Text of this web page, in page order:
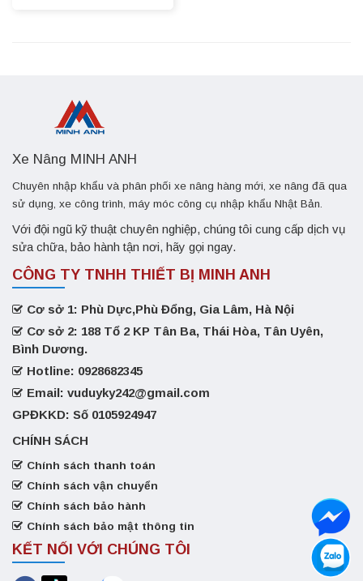
Xe Nâng MINH ANH
Chuyên nhập khẩu và phân phối xe nâng hàng mới, xe nâng đã qua
sử dụng, xe công trình, máy móc công cụ nhập khẩu Nhật Bản.
Với đội ngũ kỹ thuật chuyên nghiệp, chúng tôi cung cấp dịch vụ
sửa chữa, bảo hành tận nơi, hãy gọi ngay.
CÔNG TY TNHH THIẾT BỊ MINH ANH
Cơ sở 1: Phù Dực,Phù Đổng, Gia Lâm, Hà Nội
Cơ sở 2: 188 Tổ 2 KP Tân Ba, Thái Hòa, Tân Uyên,
Bình Dương.
Hotline: 0928682345
Email: vuduyky242@gmail.com
GPĐKKD: Số 0105924947
CHÍNH SÁCH
Chính sách thanh toán
Chính sách vận chuyển
Chính sách bảo hành
Chính sách bảo mật thông tin
KẾT NỐI VỚI CHÚNG TÔI